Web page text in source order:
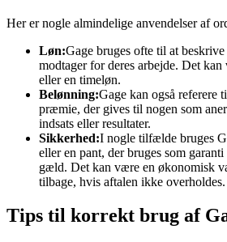
Her er nogle almindelige anvendelser af
Løn:Gage bruges ofte til at
modtager for deres arbejde. Det
eller en timeløn.
Belønning:Gage kan også referere
præmie, der gives til nogen som
indsats eller resultater.
Sikkerhed:I nogle tilfælde bruges
eller en pant, der bruges som
gæld. Det kan være en økonomisk
tilbage, hvis aftalen ikke overholdes.
Tips til korrekt brug af